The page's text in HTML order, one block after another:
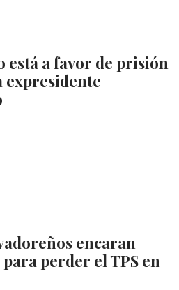
a favor de prisión
encaran
perder el TPS en